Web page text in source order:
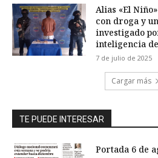
Alias «El
con droga y
investigado
inteligencia
7 de julio de 2025
Cargar más
TE PUEDE INTERESAR
Portada 6 de